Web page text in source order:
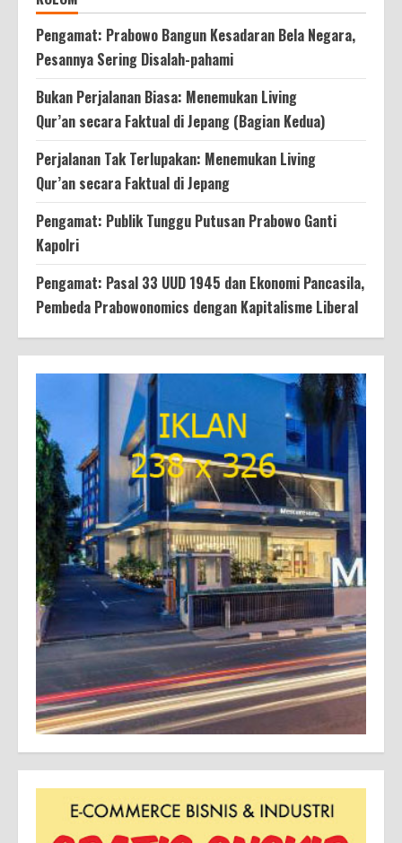
Pengamat: Prabowo Bangun Kesadaran Bela Negara,
Pesannya Sering Disalah-pahami
Bukan Perjalanan Biasa: Menemukan Living
Qur’an secara Faktual di Jepang (Bagian Kedua)
Perjalanan Tak Terlupakan: Menemukan Living
Qur’an secara Faktual di Jepang
Pengamat: Publik Tunggu Putusan Prabowo Ganti
Kapolri
Pengamat: Pasal 33 UUD 1945 dan Ekonomi Pancasila,
Pembeda Prabowonomics dengan Kapitalisme Liberal